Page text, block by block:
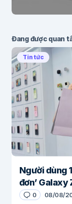
Đang được quan
Tin tức
Người dùng
đơn’ Galaxy
0 08/08/